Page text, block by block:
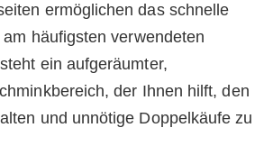
ermöglichen das schnelle
häufigsten verwendeten
ein aufgeräumter,
der Ihnen hilft, den
und unnötige Doppelkäufe zu